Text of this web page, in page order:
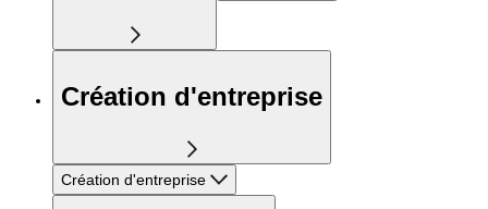
Création d'entreprise
Création d'entreprise